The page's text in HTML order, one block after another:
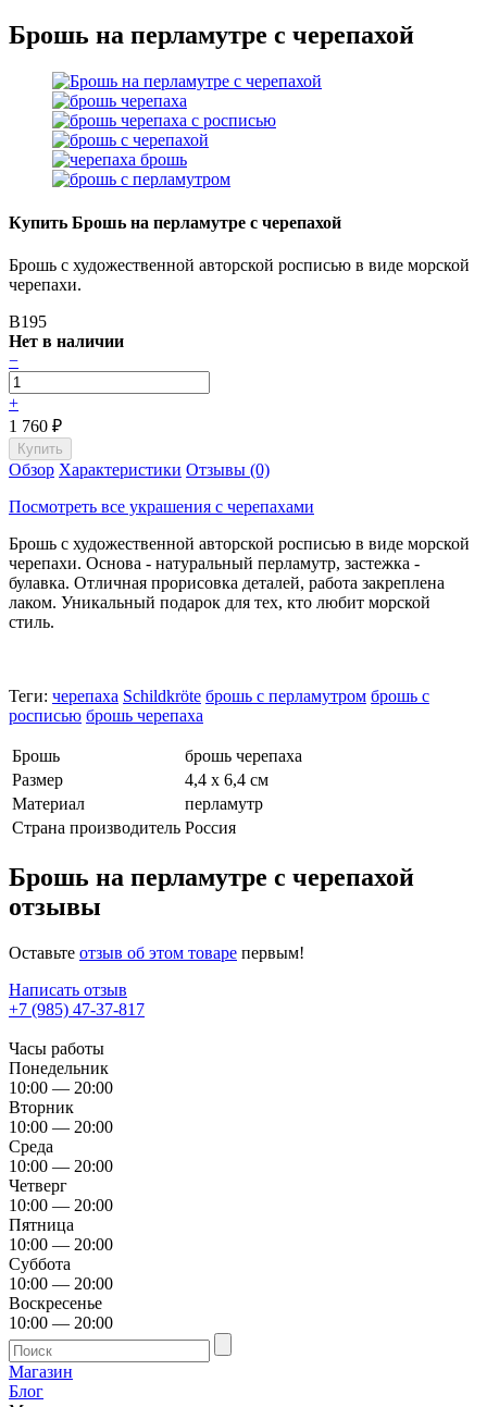
Брошь на перламутре с черепахой
Купить Брошь на перламутре с черепахой
Брошь с художественной авторской росписью в виде морской
черепахи.
B195
Нет в наличии
−
+
1 760 ₽
Обзор Характеристики Отзывы (0)
Посмотреть все украшения с черепахами
Брошь с художественной авторской росписью в виде морской
черепахи. Основа - натуральный перламутр, застежка -
булавка. Отличная прорисовка деталей, работа закреплена
лаком. Уникальный подарок для тех, кто любит морской
стиль.
Теги: черепаха Schildkröte брошь с перламутром брошь с
росписью брошь черепаха
Брошь
брошь черепаха
Размер
4,4 х 6,4 см
Материал
перламутр
Страна производитель Россия
Брошь на перламутре с черепахой
отзывы
Оставьте отзыв об этом товаре первым!
Написать отзыв
+7 (985) 47-37-817
Часы работы
Понедельник
10:00 — 20:00
Вторник
10:00 — 20:00
Среда
10:00 — 20:00
Четверг
10:00 — 20:00
Пятница
10:00 — 20:00
Суббота
10:00 — 20:00
Воскресенье
10:00 — 20:00
Магазин
Блог